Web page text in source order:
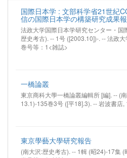
国際日本学 : 文部科学省21世紀
信の国際日本学の構築研究成果
法政大学国際日本学研究センター・国
歴史考古). -- 1号 ([2003.10])-. -- 法政
巻号等：1<雑誌>
一橋論叢
東京商科大學一橋論叢編輯所 [編]. -- (
13.1)-135巻3号 ([平18].3). -- 岩波書店
東京學藝大學研究報告
(南大沢:歴史考古). -- 1輯 (昭24)-17集